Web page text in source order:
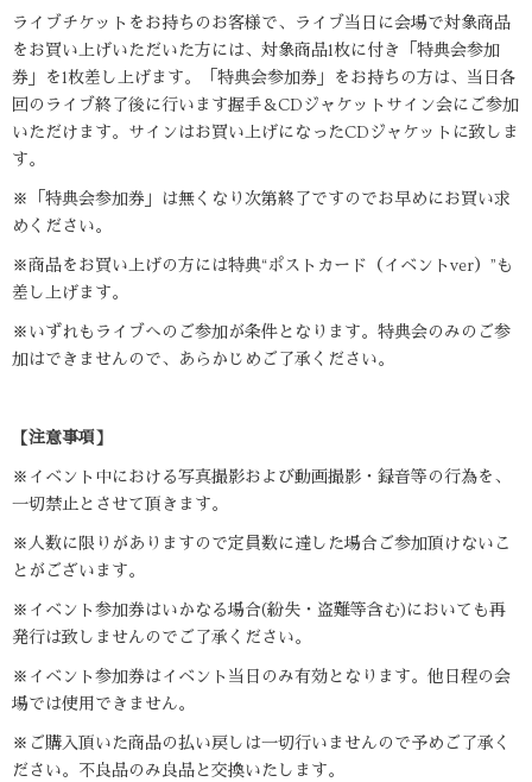
ライブチケットをお持ちのお客様で、ライブ当日に会場で対象商品
をお買い上げいただいた方には、対象商品1枚に付き「特典会参加
券」を1枚差し上げます。「特典会参加券」をお持ちの方は、当日各
回のライブ終了後に行います握手＆CDジャケットサイン会にご参加
いただけます。サインはお買い上げになったCDジャケットに致しま
す。
※「特典会参加券」は無くなり次第終了ですのでお早めにお買い求
めください。
※商品をお買い上げの方には特典“ポストカード（イベントver）”も
差し上げます。
※いずれもライブへのご参加が条件となります。特典会のみのご参
加はできませんので、あらかじめご了承ください。
【注意事項】
※イベント中における写真撮影および動画撮影・録音等の行為を、
一切禁止とさせて頂きます。
※人数に限りがありますので定員数に達した場合ご参加頂けないこ
とがございます。
※イベント参加券はいかなる場合(紛失・盗難等含む)においても再
発行は致しませんのでご了承ください。
※イベント参加券はイベント当日のみ有効となります。他日程の会
場では使用できません。
※ご購入頂いた商品の払い戻しは一切行いませんので予めご了承く
ださい。不良品のみ良品と交換いたします。